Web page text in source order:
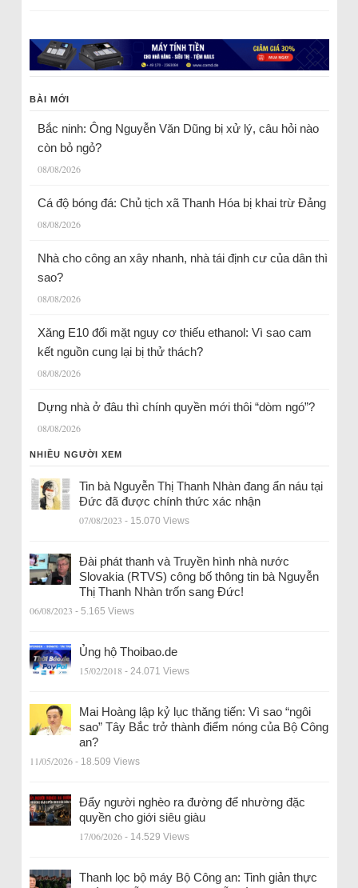
BÀI MỚI
Bắc ninh: Ông Nguyễn Văn Dũng bị xử lý, câu hỏi nào
còn bỏ ngỏ?
08/08/2026
Cá độ bóng đá: Chủ tịch xã Thanh Hóa bị khai trừ Đảng
08/08/2026
Nhà cho công an xây nhanh, nhà tái định cư của dân thì
sao?
08/08/2026
Xăng E10 đối mặt nguy cơ thiếu ethanol: Vì sao cam
kết nguồn cung lại bị thử thách?
08/08/2026
Dựng nhà ở đâu thì chính quyền mới thôi “dòm ngó”?
08/08/2026
NHIỀU NGƯỜI XEM
Tin bà Nguyễn Thị Thanh Nhàn đang ẩn náu tại
Đức đã được chính thức xác nhận
07/08/2023 - 15.070 Views
Đài phát thanh và Truyền hình nhà nước
Slovakia (RTVS) công bố thông tin bà Nguyễn
Thị Thanh Nhàn trốn sang Đức!
06/08/2023 - 5.165 Views
Ủng hộ Thoibao.de
15/02/2018 - 24.071 Views
Mai Hoàng lập kỷ lục thăng tiến: Vì sao “ngôi
sao” Tây Bắc trở thành điểm nóng của Bộ Công
an?
11/05/2026 - 18.509 Views
Đẩy người nghèo ra đường để nhường đặc
quyền cho giới siêu giàu
17/06/2026 - 14.529 Views
Thanh lọc bộ máy Bộ Công an: Tinh giản thực